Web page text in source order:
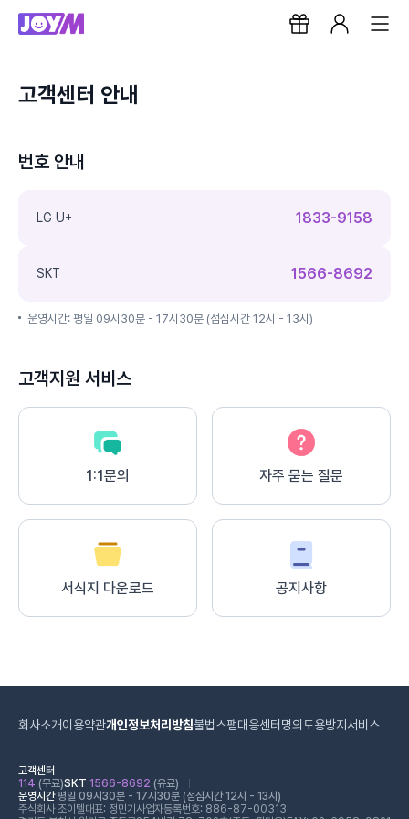
고객센터 안내
번호 안내
LG U+ 1833-9158
SKT 1566-8692
운영시간: 평일 09시30분 - 17시30분 (점심시간 12시 - 13시)
고객지원 서비스
1:1문의 자주 묻는 질문
서식지 다운로드 공지사항
회사소개이용약관개인정보처리방침불법스팸대응센터 명의도용방지서비스
고객센터
114 (무료)SKT 1566-8692 (유료)
운영시간평일 09시30분 - 17시30분 (점심시간 12시 - 13시)
주식회사 조이텔대표: 정민기 사업자등록번호: 886-87-00313